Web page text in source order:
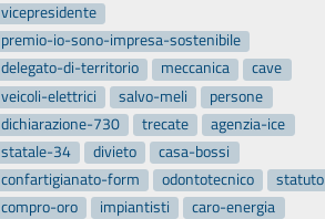
vicepresidente
premio-io-sono-impresa-sostenibile
delegato-di-territorio
meccanica
cave
veicoli-elettrici
salvo-meli
persone
dichiarazione-730
trecate
agenzia-ice
statale-34
divieto
casa-bossi
confartigianato-form
odontotecnico
statuto
compro-oro
impiantisti
caro-energia